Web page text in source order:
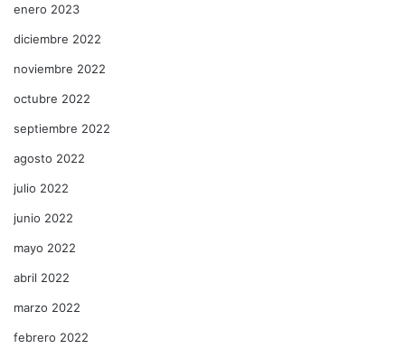
enero 2023
diciembre 2022
noviembre 2022
octubre 2022
septiembre 2022
agosto 2022
julio 2022
junio 2022
mayo 2022
abril 2022
marzo 2022
febrero 2022